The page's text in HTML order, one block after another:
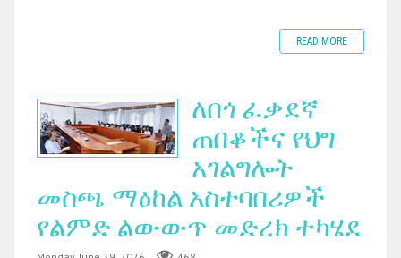
READ MORE
ለበጎ ፈቃደኛ
ጠበቆችና የህግ
አገልግሎት
መስጫ ማዕከል አስተባበሪዎች
የልምድ ልውውጥ መድረክ ተካሄደ